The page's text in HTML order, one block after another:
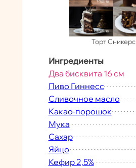
Торт Сникерс
Ингредиенты
Два бисквита 16 см
Пиво Гиннесс
Сливочное масло
Какао-порошок
Мука
Сахар
Яйцо
Кефир 2,5%